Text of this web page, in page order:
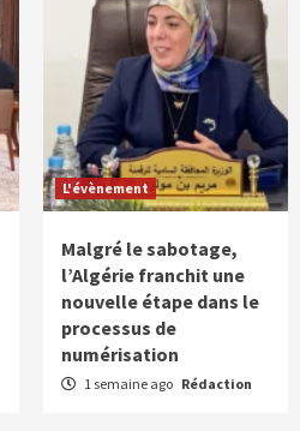
L'évènement
Malgré le sabotage,
l’Algérie franchit une
nouvelle étape dans le
processus de
numérisation
1 semaine ago Rédaction